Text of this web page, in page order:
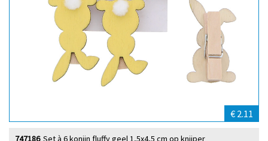
€ 2.11
Set à 6 konijn fluffy geel 1,5x4,5 cm op knijper
747186